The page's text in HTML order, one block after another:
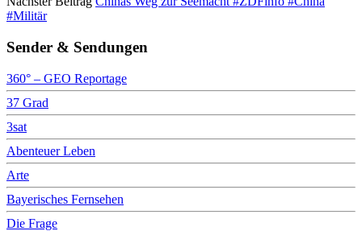
#Militär
Sender & Sendungen
360° – GEO Reportage
37 Grad
3sat
Abenteuer Leben
Arte
Bayerisches Fernsehen
Die Frage